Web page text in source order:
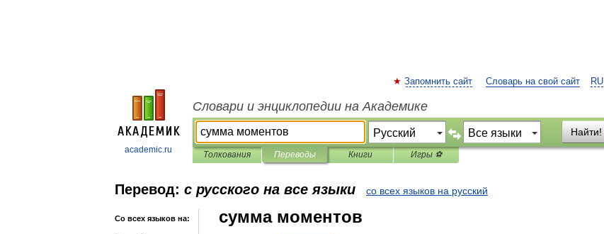
academic.ru
RU
Запомнить сайт Словарь на свой сайт
Словари и энциклопедии на Академике
Найти!
Толкования Переводы Книги Игры ⚽
Перевод: с русского на все языки со всех языков на русский
Со всех языков на: сумма моментов